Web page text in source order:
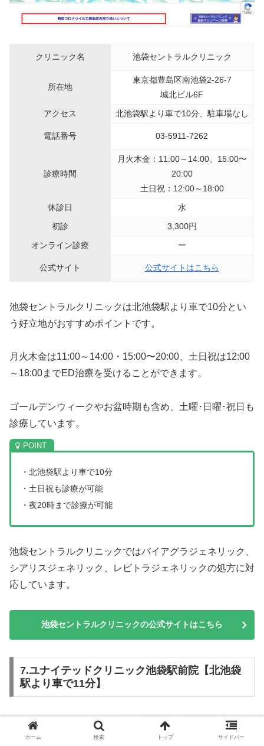
クリニック名 池袋セントラルクリニック
所在地
東京都豊島区南池袋2-26-7
城北ビル6F
アクセス
北池袋駅より車で10分、駐車場なし
電話番号 03-5911-7262
診療時間
月火木金：11:00～14:00、15:00〜
20:00
土日祝：12:00～18:00
休診日
水
初診
3,300円
オンライン診療
ー
公式サイト 公式サイトはこちら
池袋セントラルクリニックは北池袋駅より車で10分とい
う好立地がおすすめポイントです。
月火木金は11:00～14:00・15:00〜20:00、土日祝は12:00
～18:00までED治療を受けることができます。
ゴールデンウィークやお盆時期も含め、土曜･日曜･祝日も
診療しています。
・北池袋駅より車で10分
・土日祝も診療が可能
・夜20時まで診療が可能
池袋セントラルクリニックではバイアグラジェネリック、
シアリスジェネリック、レビトラジェネリックの処方に対
応しています。
池袋セントラルクリニックの公式サイトはこちら
7.ユナイテッドクリニック池袋駅前院【北池袋
駅より車で11分】
ホーム 検索 トップ サイドバー